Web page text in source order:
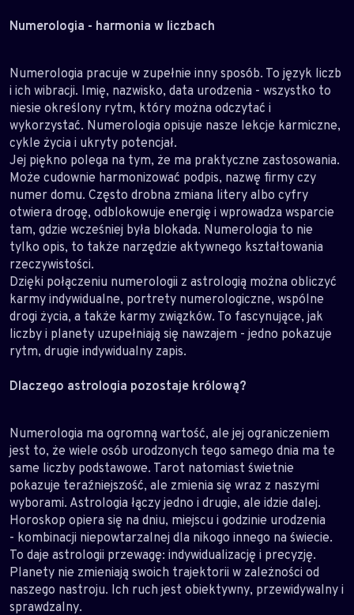
Numerologia - harmonia w liczbach
Numerologia pracuje w zupełnie inny sposób. To język liczb
i ich wibracji. Imię, nazwisko, data urodzenia - wszystko to
niesie określony rytm, który można odczytać i
wykorzystać. Numerologia opisuje nasze lekcje karmiczne,
cykle życia i ukryty potencjał.
Jej piękno polega na tym, że ma praktyczne zastosowania.
Może cudownie harmonizować podpis, nazwę firmy czy
numer domu. Często drobna zmiana litery albo cyfry
otwiera drogę, odblokowuje energię i wprowadza wsparcie
tam, gdzie wcześniej była blokada. Numerologia to nie
tylko opis, to także narzędzie aktywnego kształtowania
rzeczywistości.
Dzięki połączeniu numerologii z astrologią można obliczyć
karmy indywidualne, portrety numerologiczne, wspólne
drogi życia, a także karmy związków. To fascynujące, jak
liczby i planety uzupełniają się nawzajem - jedno pokazuje
rytm, drugie indywidualny zapis.
Dlaczego astrologia pozostaje królową?
Numerologia ma ogromną wartość, ale jej ograniczeniem
jest to, że wiele osób urodzonych tego samego dnia ma te
same liczby podstawowe. Tarot natomiast świetnie
pokazuje teraźniejszość, ale zmienia się wraz z naszymi
wyborami. Astrologia łączy jedno i drugie, ale idzie dalej.
Horoskop opiera się na dniu, miejscu i godzinie urodzenia
- kombinacji niepowtarzalnej dla nikogo innego na świecie.
To daje astrologii przewagę: indywidualizację i precyzję.
Planety nie zmieniają swoich trajektorii w zależności od
naszego nastroju. Ich ruch jest obiektywny, przewidywalny i
sprawdzalny.